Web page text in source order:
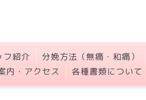
フ紹介 分娩方法（無痛・和痛）
内・アクセス 各種書類について